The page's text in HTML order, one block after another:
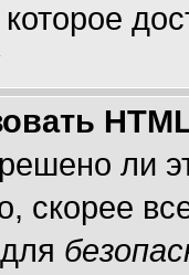
ли
скорее